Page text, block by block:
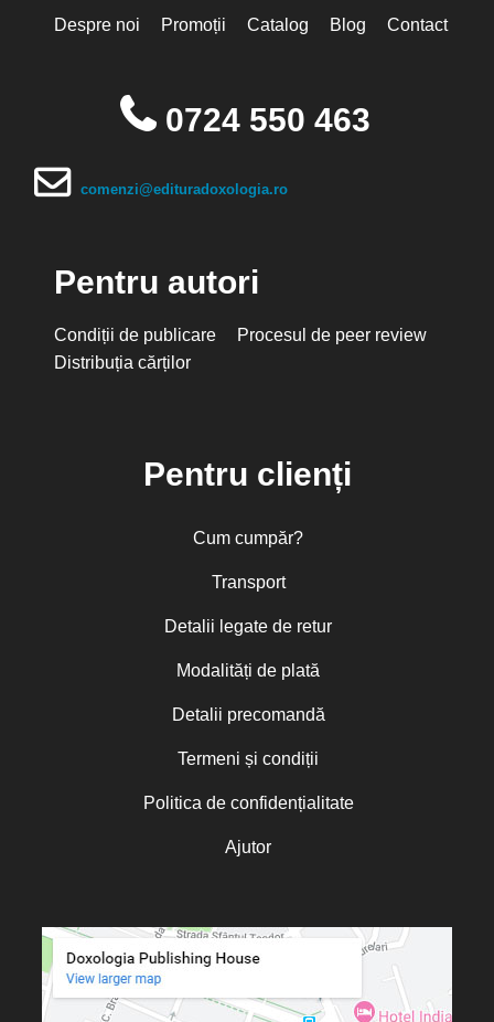
Despre noi Promoții Catalog Blog Contact
0724 550 463
comenzi@edituradoxologia.ro
Pentru autori
Condiții de publicare
Procesul de peer review
Distribuția cărților
Pentru clienți
Cum cumpăr?
Transport
Detalii legate de retur
Modalități de plată
Detalii precomandă
Termeni și condiții
Politica de confidențialitate
Ajutor